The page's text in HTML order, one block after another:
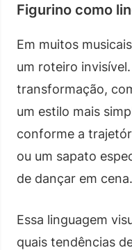
Figurino como
Em muitos
um roteiro
transformação,
um estilo mais
conforme a
ou um sapato
de dançar em cena.
Essa linguagem
quais tendências